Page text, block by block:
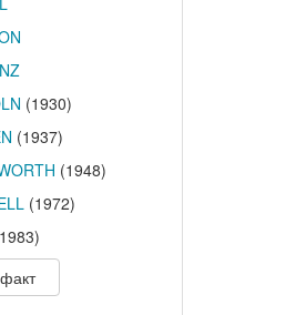
(1930)
(1937)
(1948)
(1972)